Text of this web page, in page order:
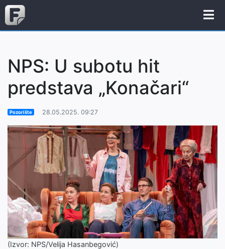
NPS: U subotu hit
predstava „Konačari“
Pozorište 28.05.2025. 09:27
(Izvor: NPS/Velija Hasanbegović)